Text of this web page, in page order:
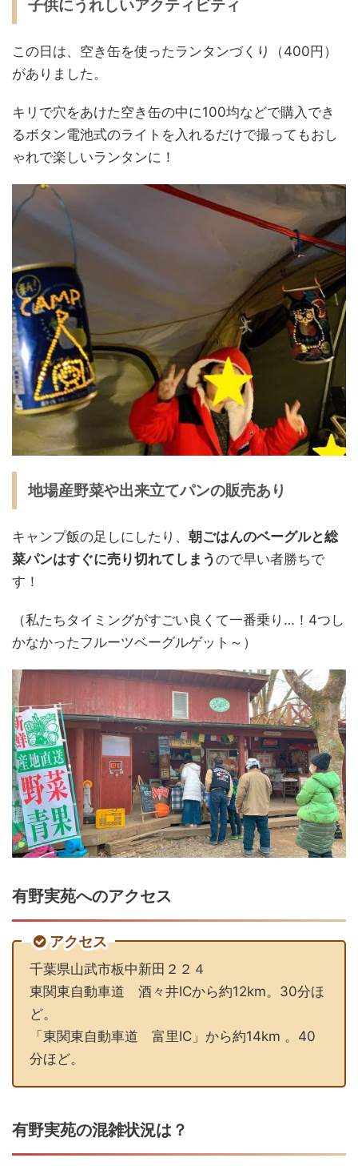
子供にうれしいアクティビティ
この日は、空き缶を使ったランタンづくり（400円）
がありました。
キリで穴をあけた空き缶の中に100均などで購入でき
るボタン電池式のライトを入れるだけで撮ってもおし
ゃれで楽しいランタンに！
地場産野菜や出来立てパンの販売あり
キャンプ飯の足しにしたり、 朝ごはんのベーグルと総
菜パンはすぐに売り切れてしまうので早い者勝ちで
す！
（私たちタイミングがすごい良くて一番乗り…！4つし
かなかったフルーツベーグルゲット～）
有野実苑へのアクセス
アクセス
千葉県山武市板中新田２２４
東関東自動車道 酒々井ICから約12km。30分ほ
ど。
「東関東自動車道 富里IC」から約14km 。40
分ほど。
有野実苑の混雑状況は？